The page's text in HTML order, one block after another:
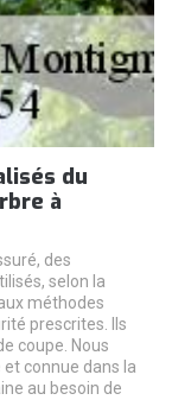
du
à
des
selon la
méthodes
prescrites. Ils
coupe. Nous
connue dans la
au besoin de